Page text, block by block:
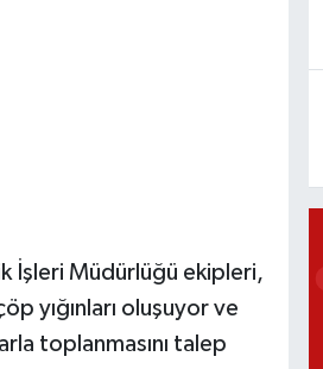
İşleri Müdürlüğü ekipleri,
yığınları oluşuyor ve
toplanmasını talep